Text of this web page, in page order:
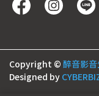
Copyright © 醉音影
Designed by